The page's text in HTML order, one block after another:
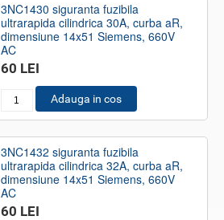
3NC1430 siguranta fuzibila
ultrarapida cilindrica 30A, curba aR,
dimensiune 14x51 Siemens, 660V
AC
60 LEI
Adauga in cos
3NC1432 siguranta fuzibila
ultrarapida cilindrica 32A, curba aR,
dimensiune 14x51 Siemens, 660V
AC
60 LEI